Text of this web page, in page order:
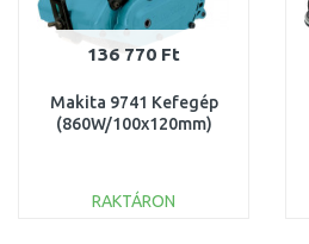
136 770 Ft
Makita 9741 Kefegép
(860W/100x120mm)
RAKTÁRON